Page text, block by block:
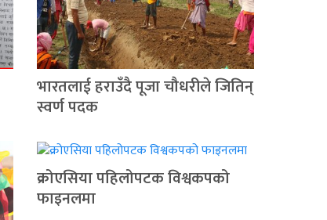
भारतलाई हराउँदै पूजा चौधरीले जितिन्
स्वर्ण पदक
क्रोएसिया पहिलोपटक विश्वकपको
फाइनलमा